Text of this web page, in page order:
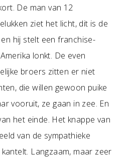
De man van 12
ziet het licht, dit is de
hij stelt een franchise-
lonkt. De even
broers zitten er niet
die willen gewoon puike
vooruit, ze gaan in zee. En
het einde. Het knappe van
van de sympathieke
Langzaam, maar zeer